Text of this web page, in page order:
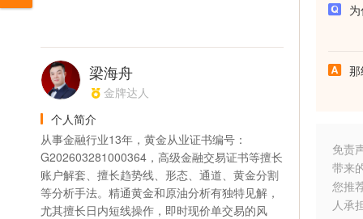
梁海舟
金牌达人
个人简介
从事金融行业13年，黄金从业证书编号：
G202603281000364，高级金融交易证书等擅长
账户解套、擅长趋势线、形态、通道、黄金分割
等分析手法。精通黄金和原油分析有独特见解，
尤其擅长日内短线操作，即时现价单交易的风
免责
带来
您推
人承